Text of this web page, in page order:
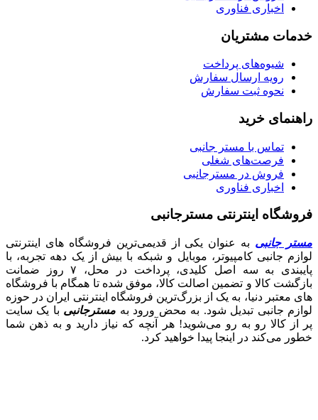
اخباری فناوری
خدمات مشتریان
شیوه‌های پرداخت
رویه ارسال سفارش
نحوه ثبت سفارش
راهنمای خرید
تماس با مستر جانبی
فرصت‌های شغلی
فروش در مسترجانبی
اخباری فناوری
فروشگاه اینترنتی مسترجانبی
مستر جانبی به عنوان یکی از قدیمی‌ترین فروشگاه های اینترنتی
لوازم جانبی کامپیوتر، موبایل و شبکه با بیش از یک دهه تجربه، با
پایبندی به سه اصل کلیدی، پرداخت در محل، ۷ روز ضمانت
بازگشت کالا و تضمین اصالت کالا، موفق شده تا همگام با فروشگاه‌
های معتبر دنیا، به یک از بزرگ‌ترین فروشگاه اینترنتی ایران در حوزه
لوازم جانبی تبدیل شود. به محض ورود به مسترجانبی با یک سایت
پر از کالا رو به رو می‌شوید! هر آنچه که نیاز دارید و به ذهن شما
خطور می‌کند در اینجا پیدا خواهید کرد.